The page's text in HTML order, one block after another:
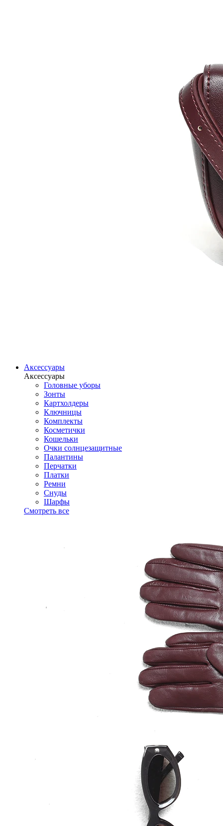
Аксессуары
Аксессуары
Головные уборы
Зонты
Картхолдеры
Ключницы
Комплекты
Косметички
Кошельки
Очки солнцезащитные
Палантины
Перчатки
Платки
Ремни
Снуды
Шарфы
Смотреть все